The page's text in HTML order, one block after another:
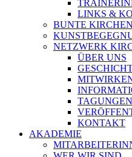
LINKS &
BUNTE KIRCHEN
NETZWERK
ÜBER UNS
TAGUNGEN
KONTAKT
AKADEMIE